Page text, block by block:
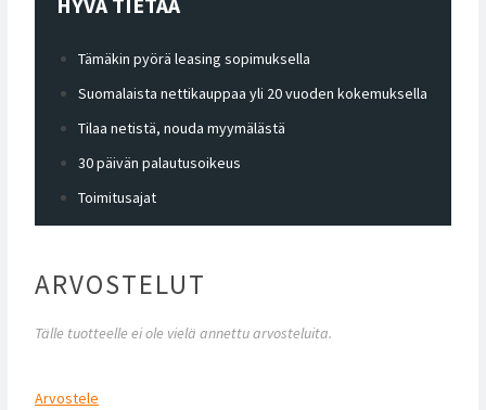
Tämäkin pyörä leasing sopimuksella
Suomalaista nettikauppaa yli 20 vuoden kokemuksella
Tilaa netistä, nouda myymälästä
30 päivän palautusoikeus
Toimitusajat
ARVOSTELUT
Tälle tuotteelle ei ole vielä annettu arvosteluita.
Arvostele